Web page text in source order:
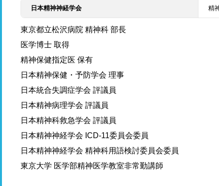
日本精神神経学会 精
東京都立松沢病院 精神科 部長
医学博士 取得
精神保健指定医 保有
日本精神保健・予防学会 理事
日本統合失調症学会 評議員
日本精神病理学会 評議員
日本精神科救急学会 評議員
日本精神神経学会 ICD-11委員会委員
日本精神神経学会 精神科用語検討委員会委員
東京大学 医学部精神医学教室非常勤講師